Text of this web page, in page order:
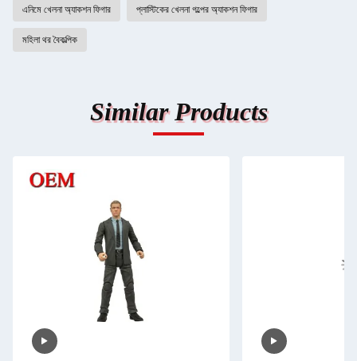
এনিমে খেলনা অ্যাকশন ফিগার প্লাস্টিকের খেলনা গল্পের অ্যাকশন ফিগার
মহিলা থর বৈকল্পিক
Similar Products